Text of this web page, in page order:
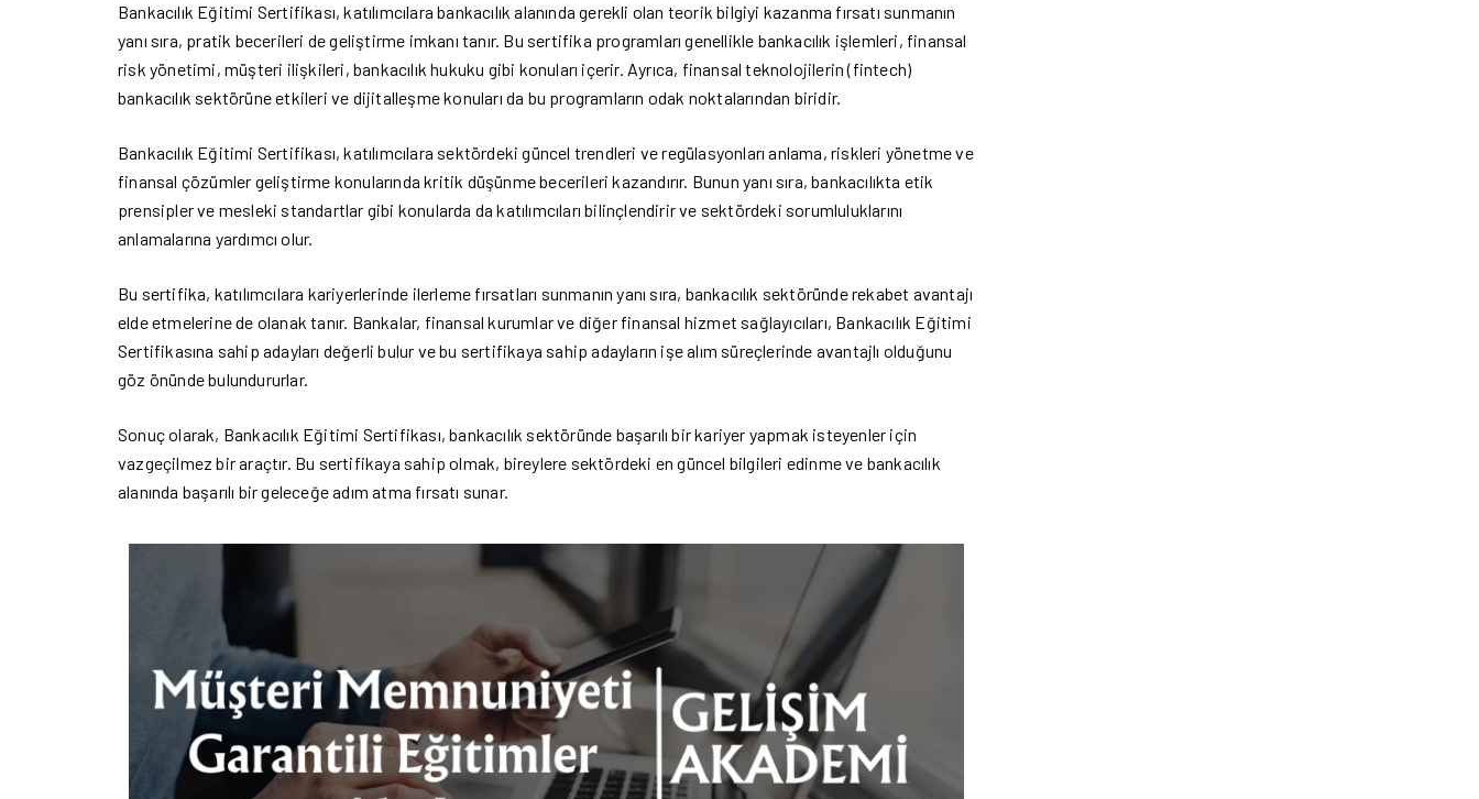
Bankacılık Eğitimi Sertifikası, katılımcılara bankacılık alanında gerekli olan teorik bilgiyi kazanma fırsatı sunmanın
yanı sıra, pratik becerileri de geliştirme imkanı tanır. Bu sertifika programları genellikle bankacılık işlemleri, finansal
risk yönetimi, müşteri ilişkileri, bankacılık hukuku gibi konuları içerir. Ayrıca, finansal teknolojilerin (fintech)
bankacılık sektörüne etkileri ve dijitalleşme konuları da bu programların odak noktalarından biridir.
Bankacılık Eğitimi Sertifikası, katılımcılara sektördeki güncel trendleri ve regülasyonları anlama, riskleri yönetme ve
finansal çözümler geliştirme konularında kritik düşünme becerileri kazandırır. Bunun yanı sıra, bankacılıkta etik
prensipler ve mesleki standartlar gibi konularda da katılımcıları bilinçlendirir ve sektördeki sorumluluklarını
anlamalarına yardımcı olur.
Bu sertifika, katılımcılara kariyerlerinde ilerleme fırsatları sunmanın yanı sıra, bankacılık sektöründe rekabet avantajı
elde etmelerine de olanak tanır. Bankalar, finansal kurumlar ve diğer finansal hizmet sağlayıcıları, Bankacılık Eğitimi
Sertifikasına sahip adayları değerli bulur ve bu sertifikaya sahip adayların işe alım süreçlerinde avantajlı olduğunu
göz önünde bulundururlar.
Sonuç olarak, Bankacılık Eğitimi Sertifikası, bankacılık sektöründe başarılı bir kariyer yapmak isteyenler için
vazgeçilmez bir araçtır. Bu sertifikaya sahip olmak, bireylere sektördeki en güncel bilgileri edinme ve bankacılık
alanında başarılı bir geleceğe adım atma fırsatı sunar.